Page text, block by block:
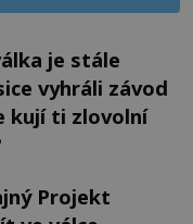
je stále
vyhráli závod
kují ti zlovolní
Projekt